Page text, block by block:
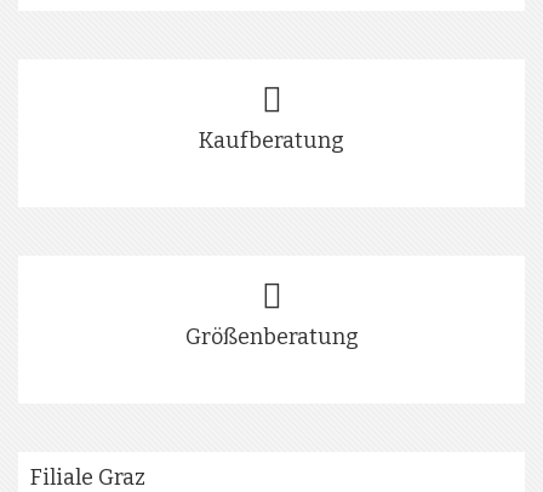
Kaufberatung
Größenberatung
Filiale Graz